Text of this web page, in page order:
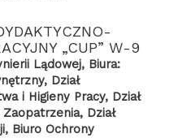
„CUP” W-9
Lądowej, Biura:
Dział
i Higieny Pracy, Dział
Dział
Biuro Ochrony